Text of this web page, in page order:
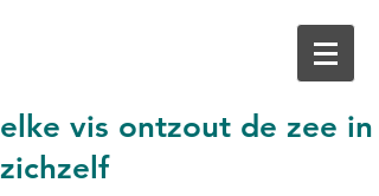
elke vis ontzout de zee in
zichzelf